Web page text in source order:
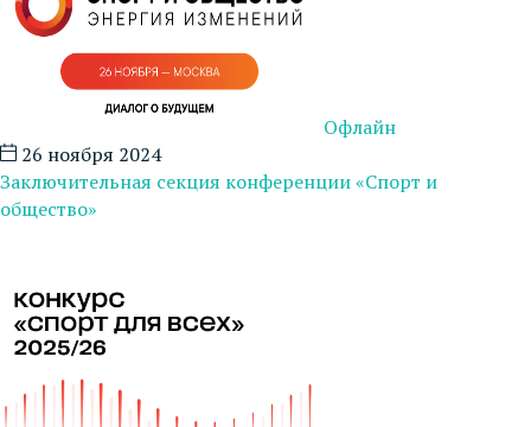
Офлайн
26 ноября 2024
Заключительная секция конференции «Спорт и
общество»